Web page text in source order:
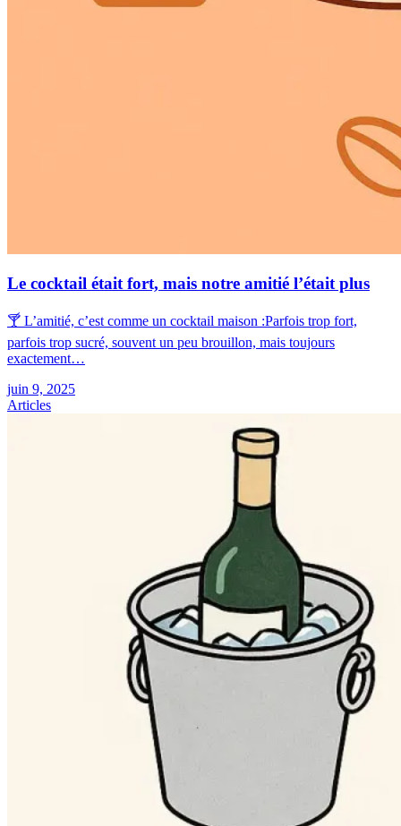
Le cocktail était fort, mais notre amitié l’était plus
🍸 L’amitié, c’est comme un cocktail maison :Parfois trop fort,
parfois trop sucré, souvent un peu brouillon, mais toujours
exactement…
juin 9, 2025
Articles